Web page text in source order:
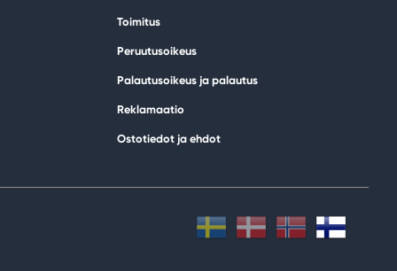
Toimitus
Peruutusoikeus
Palautusoikeus ja palautus
Reklamaatio
Ostotiedot ja ehdot